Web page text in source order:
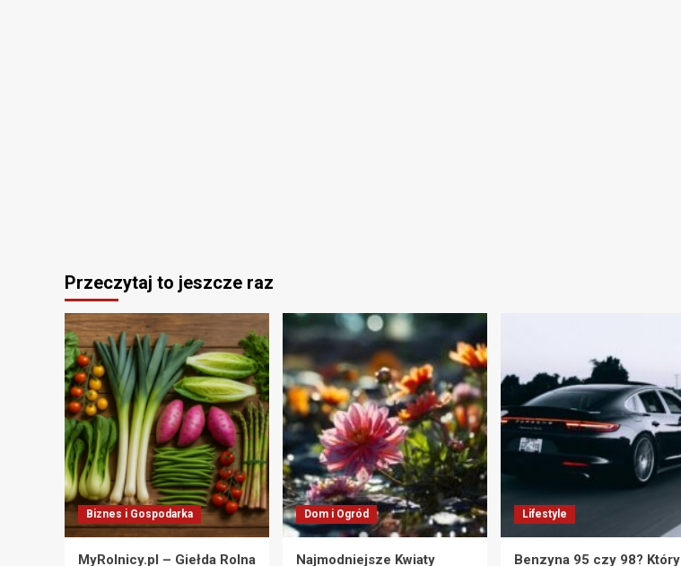
Przeczytaj to jeszcze raz
Biznes i Gospodarka
MyRolnicy.pl – Giełda Rolna
Dom i Ogród
Najmodniejsze Kwiaty
Lifestyle
Benzyna 95 czy 98? Który